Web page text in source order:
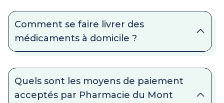
Comment se faire livrer des
médicaments à domicile ?
Quels sont les moyens de paiement
acceptés par Pharmacie du Mont